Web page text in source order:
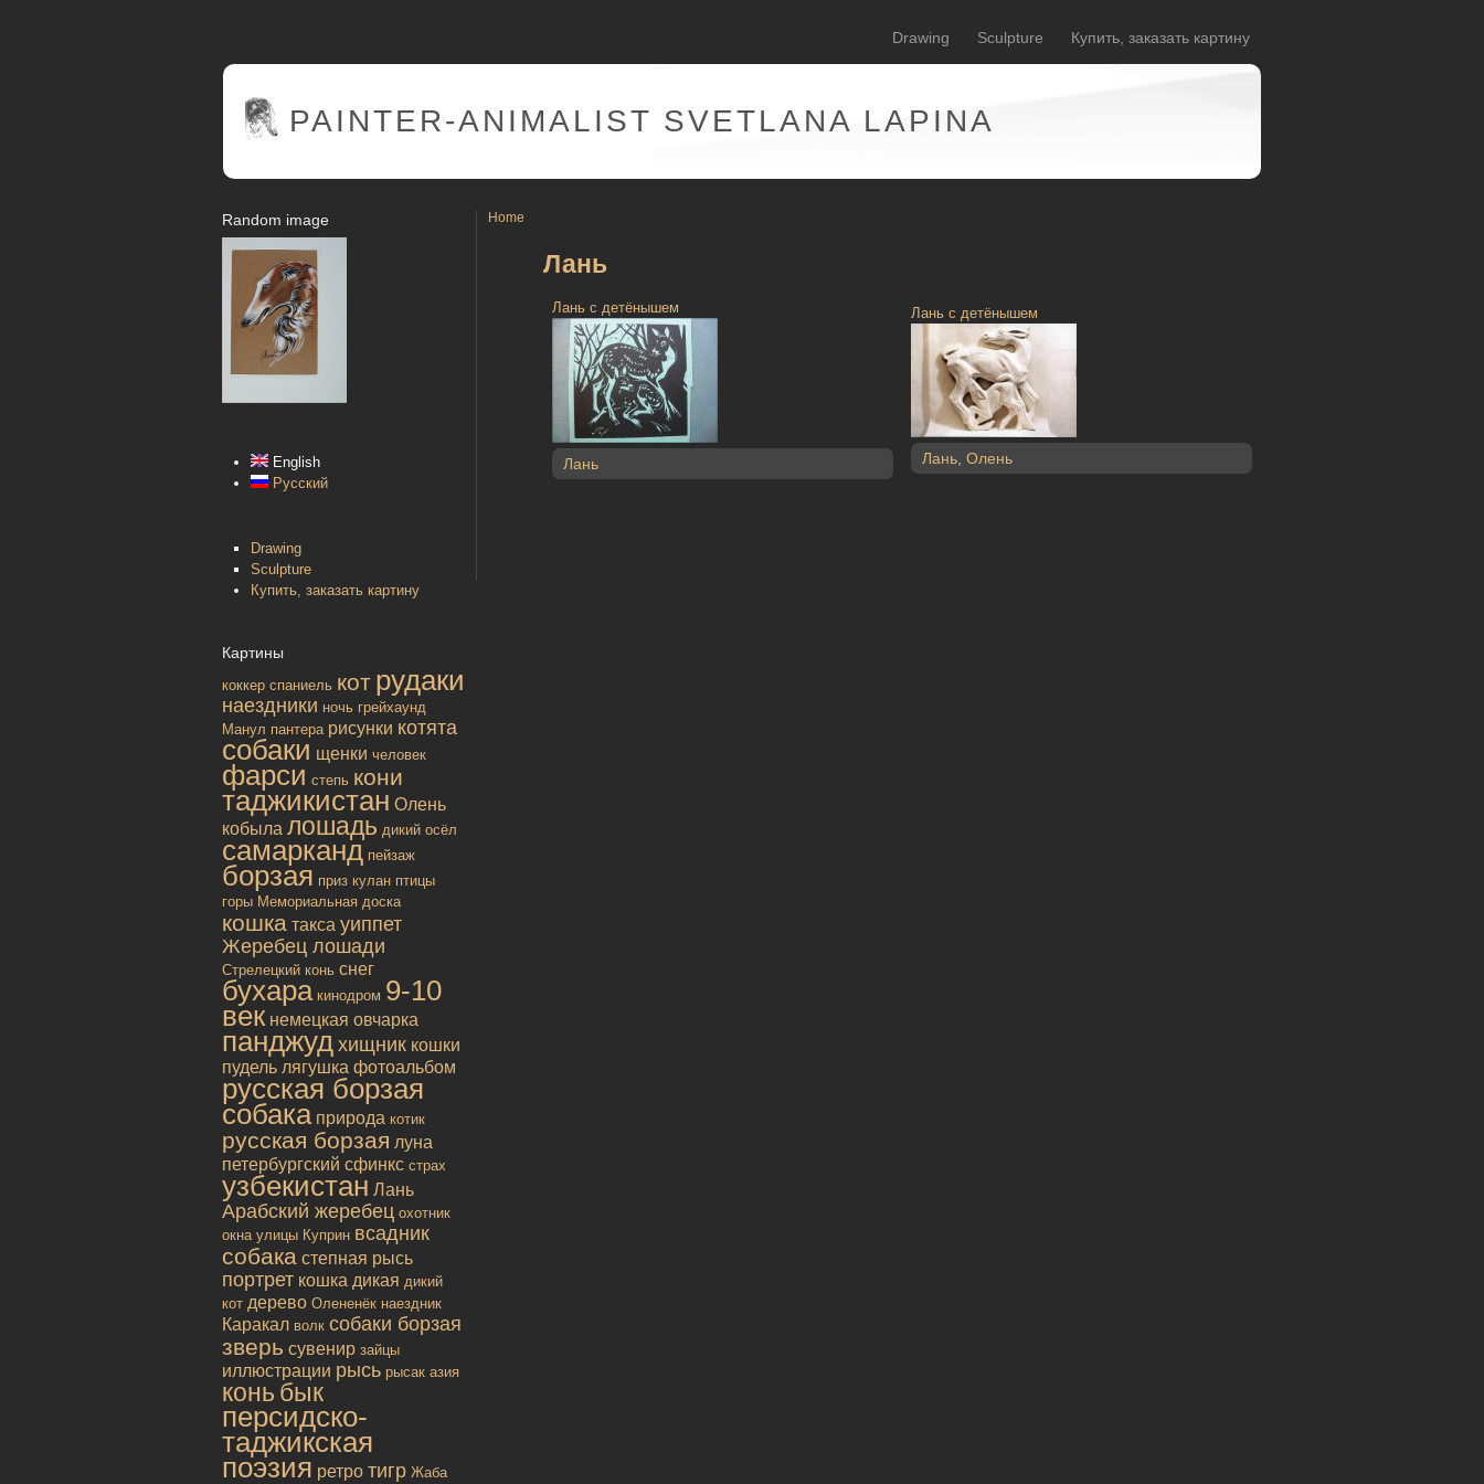
Drawing Sculpture Купить, заказать картину
PAINTER-ANIMALIST SVETLANA LAPINA
Random image
English
Русский
Drawing
Sculpture
Купить, заказать картину
Картины
коккер спаниель кот рудаки
наездники ночь грейхаунд
Манул пантера рисунки котята
собаки щенки человек
фарси степь кони
таджикистан Олень
кобыла лошадь дикий осёл
самарканд пейзаж
борзая приз кулан птицы
горы Мемориальная доска
кошка такса уиппет
Жеребец лошади
Стрелецкий конь снег
бухара кинодром 9-10
век немецкая овчарка
панджуд хищник кошки
пудель лягушка фотоальбом
русская борзая
собака природа котик
русская борзая луна
петербургский сфинкс страх
узбекистан Лань
Арабский жеребец охотник
окна улицы Куприн всадник
собака степная рысь
портрет кошка дикая дикий
кот дерево Олененёк наездник
Каракал волк собаки борзая
зверь сувенир зайцы
иллюстрации рысь рысак азия
конь бык
персидско-
таджикская
поэзия ретро тигр Жаба
Home
Лань
Лань с детёнышем
Лань
Лань с детёнышем
Лань Олень